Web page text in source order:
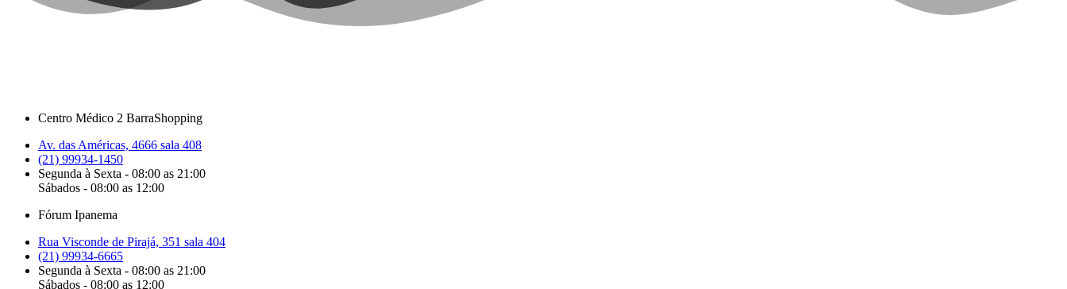
Centro Médico 2 BarraShopping
Av. das Américas, 4666 sala 408
(21) 99934-1450
Segunda à Sexta - 08:00 as 21:00
Sábados - 08:00 as 12:00
Fórum Ipanema
Rua Visconde de Pirajá, 351 sala 404
(21) 99934-6665
Segunda à Sexta - 08:00 as 21:00
Sábados - 08:00 as 12:00